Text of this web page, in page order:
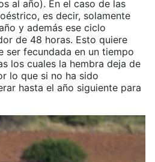
al año). En el caso de las
es decir, solamente
y además ese ciclo
de 48 horas. Esto quiere
ser fecundada en un tiempo
los cuales la hembra deja de
lo que si no ha sido
hasta el año siguiente para